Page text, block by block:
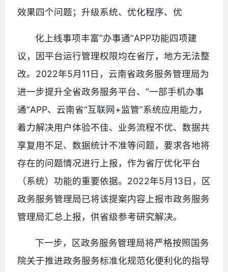
效果四个问题；升级系统、优化程序、优
化上线事项丰富“办事通”APP功能四项建
议，因平台运行管理权限均在省厅，地方无法整
改。2022年5月11日，云南省政务服务管理局为
进一步提升全省政务服务平台、“一部手机办事
通”APP、云南省“互联网+监管”系统应用能力，
着力解决用户体验不佳、业务流程不优、数据共
享复用不足、数据统计不准等问题，要求各地将
存在的问题情况进行上报，作为省厅优化平台
（系统）功能的重要依据。2022年5月13日，区
政务服务管理局已将该提案内容上报市政务服务
管理局汇总上报，供省级参考研究解决。
下一步，区政务服务管理局将严格按照国务
院关于推进政务服务标准化规范化便利化的指导